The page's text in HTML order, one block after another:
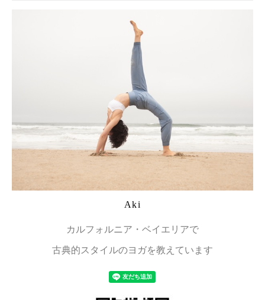
Aki
カルフォルニア・ベイエリアで
古典的スタイルのヨガを教えています